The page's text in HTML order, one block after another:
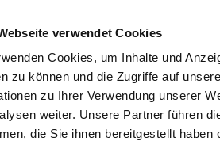
verwendet Cookies
Cookies, um Inhalte und
zu können und die Zugriffe auf
zu Ihrer Verwendung unserer
weiter. Unsere Partner führen
die Sie ihnen bereitgestellt